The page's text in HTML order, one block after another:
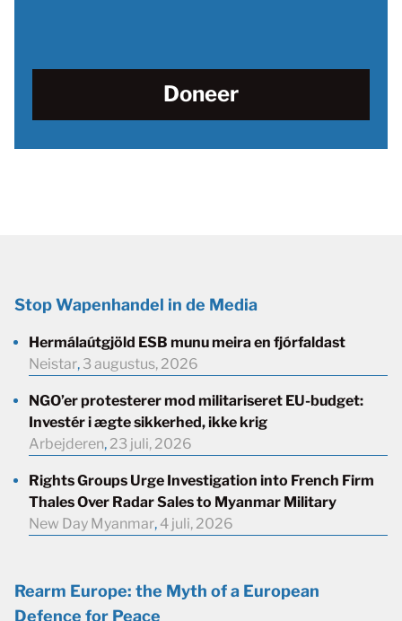
Doneer
Stop Wapenhandel in de Media
Hermálaútgjöld ESB munu meira en fjórfaldast
Neistar, 3 augustus, 2026
NGO’er protesterer mod militariseret EU-budget:
Investér i ægte sikkerhed, ikke krig
Arbejderen, 23 juli, 2026
Rights Groups Urge Investigation into French Firm
Thales Over Radar Sales to Myanmar Military
New Day Myanmar, 4 juli, 2026
Rearm Europe: the Myth of a European
Defence for Peace